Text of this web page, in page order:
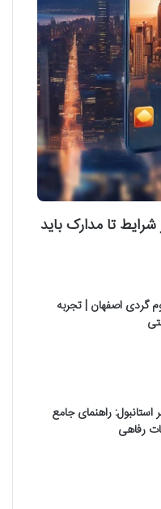
تا مدارک باید
گردی اصفهان | تجربه
استانبول: راهنمای جامع
رفاهی